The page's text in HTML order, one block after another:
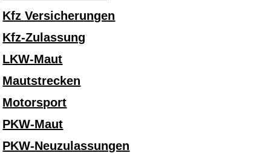
Kfz Versicherungen
Kfz-Zulassung
LKW-Maut
Mautstrecken
Motorsport
PKW-Maut
PKW-Neuzulassungen